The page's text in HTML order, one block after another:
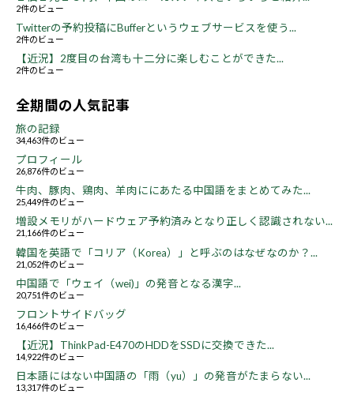
2件のビュー
Twitterの予約投稿にBufferというウェブサービスを使う...
2件のビュー
【近況】2度目の台湾も十二分に楽しむことができた...
2件のビュー
全期間の人気記事
旅の記録
34,463件のビュー
プロフィール
26,876件のビュー
牛肉、豚肉、鶏肉、羊肉ににあたる中国語をまとめてみた...
25,449件のビュー
増設メモリがハードウェア予約済みとなり正しく認識されない...
21,166件のビュー
韓国を英語で「コリア（Korea）」と呼ぶのはなぜなのか？...
21,052件のビュー
中国語で「ウェイ（wei)」の発音となる漢字...
20,751件のビュー
フロントサイドバッグ
16,466件のビュー
【近況】ThinkPad-E470のHDDをSSDに交換できた...
14,922件のビュー
日本語にはない中国語の「雨（yu）」の発音がたまらない...
13,317件のビュー